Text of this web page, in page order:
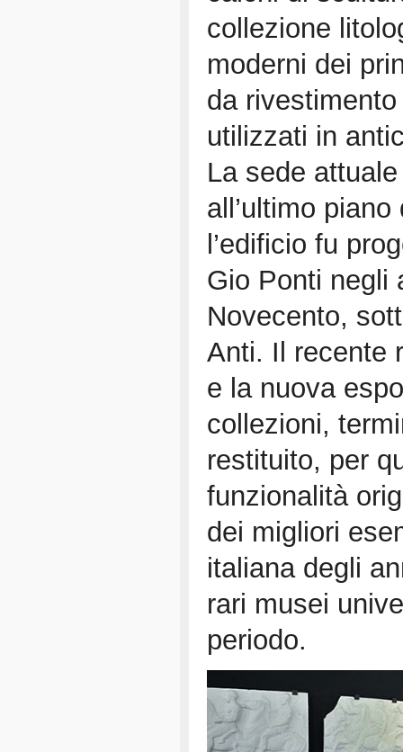
collezione
moderni dei
da
utilizzati in
La sede
all’ultimo
l’edificio fu
Gio Ponti negli
Novecento,
Anti. Il recente
e la nuova
collezioni,
restituito, per
funzionalità
dei migliori
italiana degli
rari musei
periodo.